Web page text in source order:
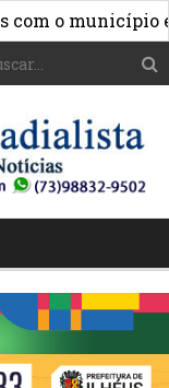
o município e